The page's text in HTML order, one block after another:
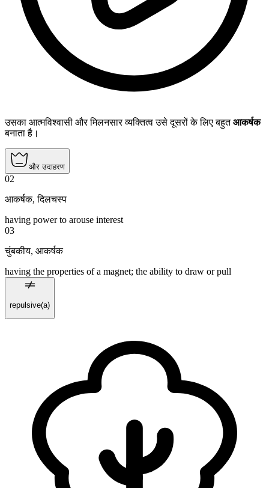
उसका आत्मविश्वासी और मिलनसार व्यक्तित्व उसे दूसरों के लिए बहुतआकर्षक
बनाता है।
और उदाहरण
02
आकर्षक,दिलचस्प
having power to arouse interest
03
चुंबकीय, आकर्षक
having the properties of a magnet; the ability to draw or pull
repulsive(a)